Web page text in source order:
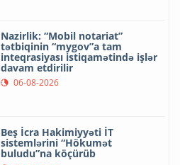
Nazirlik: “Mobil notariat”
tətbiqinin “mygov”a tam
inteqrasiyası istiqamətində işlər
davam etdirilir
06-08-2026
Beş İcra Hakimiyyəti İT
sistemlərini “Hökumət
buludu”na köçürüb